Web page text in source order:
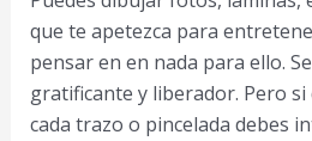
que te apetezca para
pensar en en nada para ello.
gratificante y liberador. Pero
cada trazo o pincelada debes